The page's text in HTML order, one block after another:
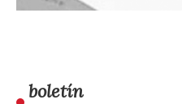
boletín